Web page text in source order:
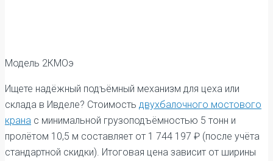
Модель 2КМОэ
Ищете надёжный подъёмный механизм для цеха или
склада в Ивделе? Стоимость двухбалочного мостового
крана с минимальной грузоподъёмностью 5 тонн и
пролётом 10,5 м составляет от 1 744 197 ₽ (после учёта
стандартной скидки). Итоговая цена зависит от ширины